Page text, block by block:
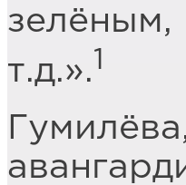
зелёным,
т.д.».1